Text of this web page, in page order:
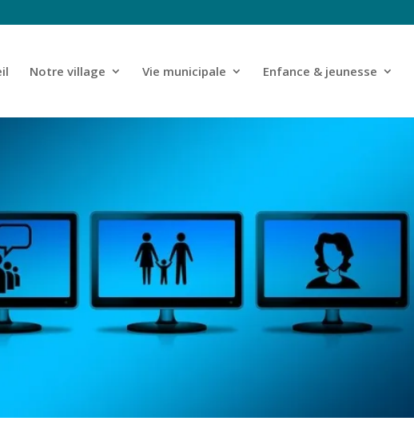
Notre village Vie municipale Enfance & jeunesse